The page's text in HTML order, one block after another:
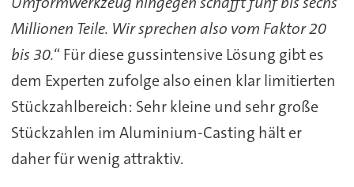
Millionen Teile. Wir sprechen also vom Faktor 20
bis 30.“ Für diese gussintensive Lösung gibt es
dem Experten zufolge also einen klar limitierten
Stückzahlbereich: Sehr kleine und sehr große
Stückzahlen im Aluminium-Casting hält er
daher für wenig attraktiv.